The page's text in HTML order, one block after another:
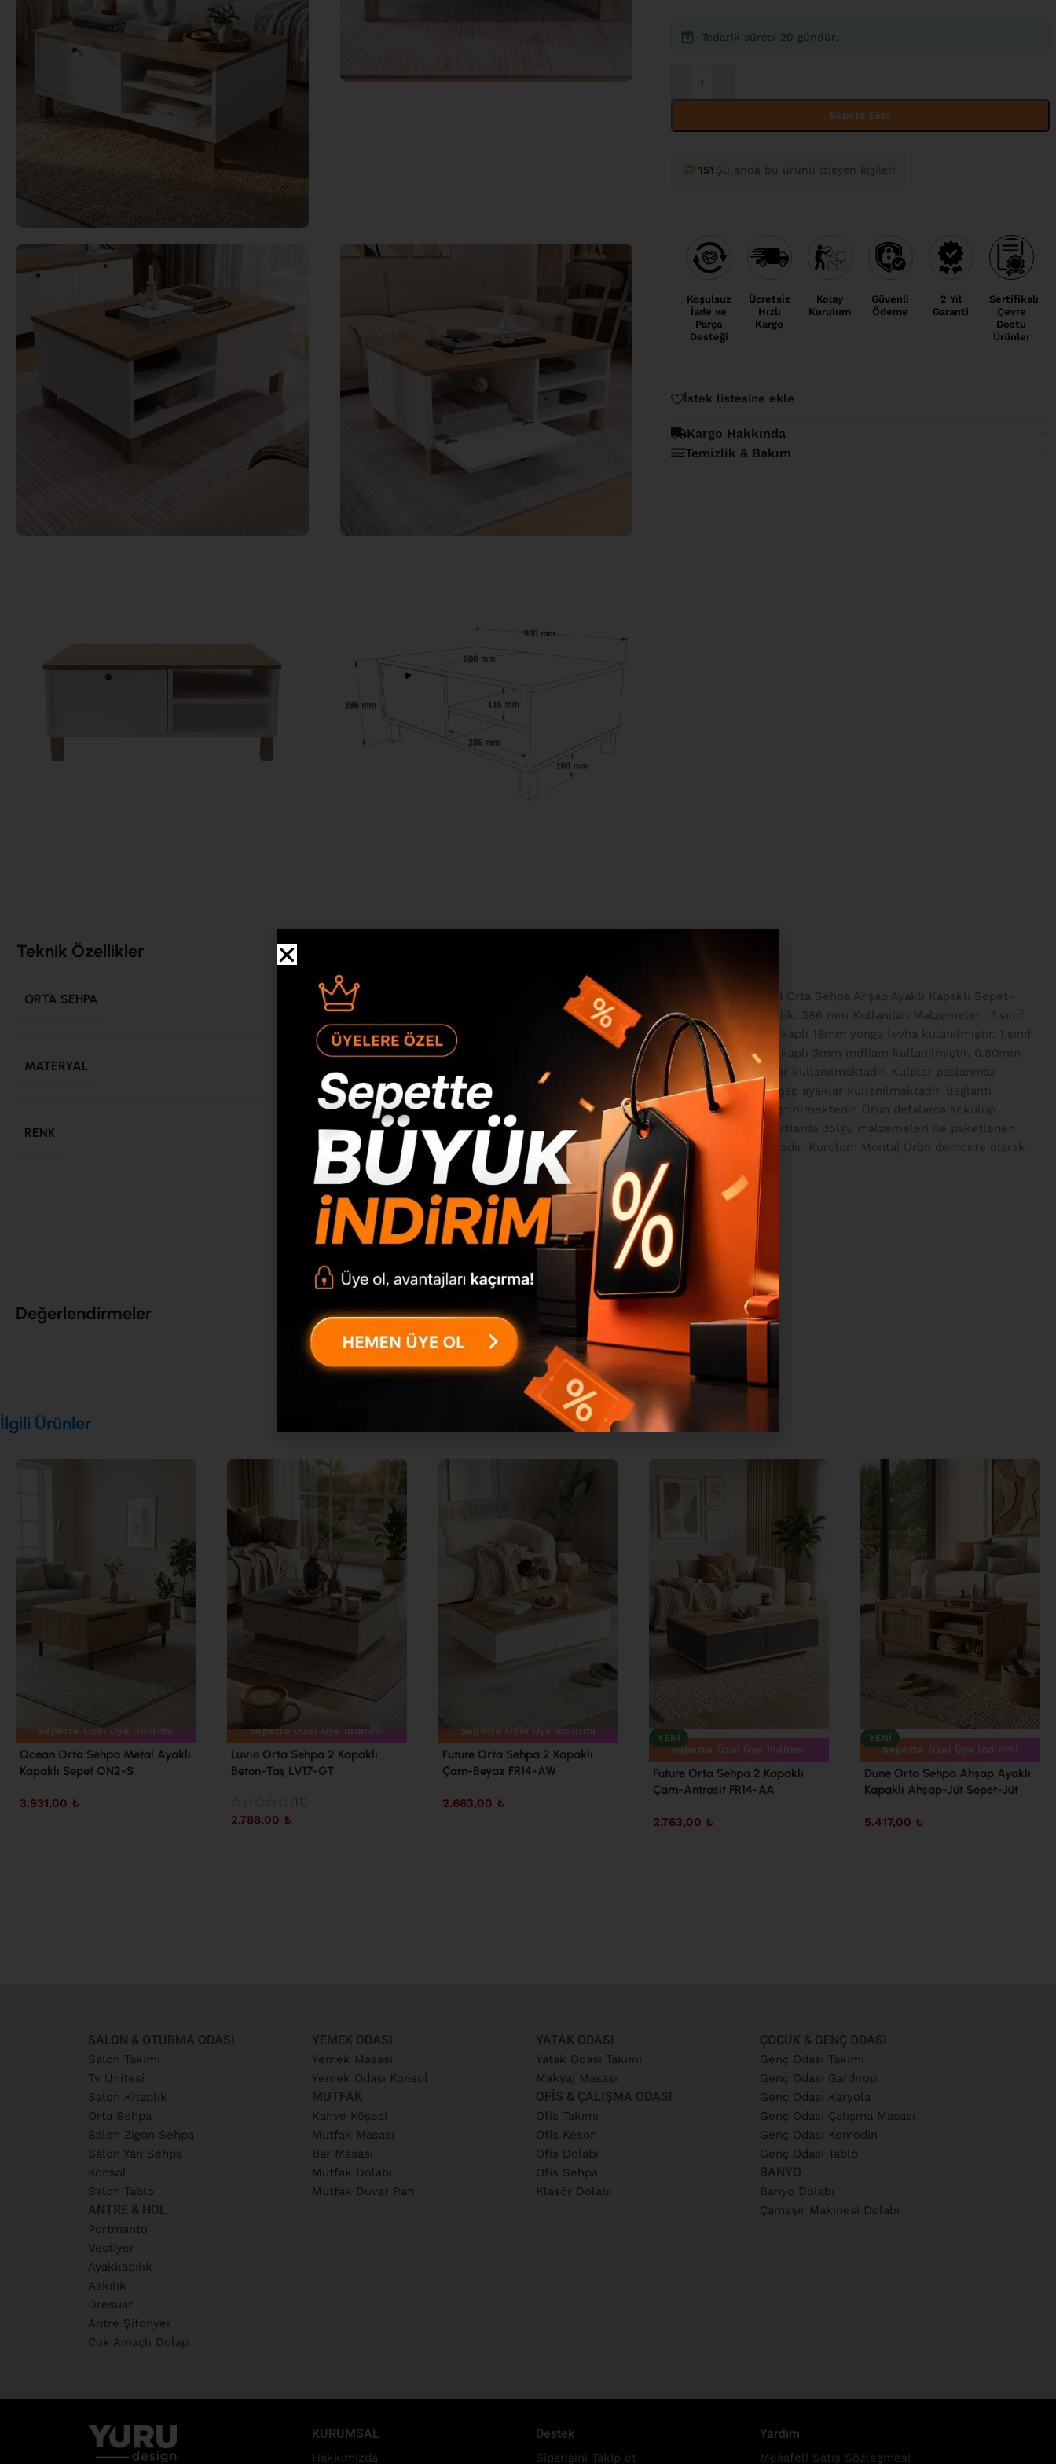
Tedarik süresi 20 gündür.
+
Sepete Ekle
151 Şu anda bu ürünü izleyen kişiler!
Koşulsuz
İade ve
Parça
Desteği
Ücretsiz
Hızlı
Kargo
Kolay
Kurulum
Güvenli
Ödeme
2 Yıl
Garanti
Sertifikalı
Çevre
Dostu
Ürünler
İstek listesine ekle
Kargo Hakkında
Temizlik & Bakım
Teknik Özellikler
ORTA SEHPA 900*600*386
MATERYAL
RENK Sepet-Beyaz
Nord Orta Sehpa Ahşap Ayaklı Kapaklı Sepet-Beyaz ND8-SW Nord Orta Sehpa Ahşap Ayaklı Kapaklı Sepet-
Beyaz ND8-SW Ölçü : Genişlik :900 mm Derinlik: 600 mm Yükseklik: 386 mm Kullanılan Malzemeler : 1.sınıf
E1 kalite standartlarında çevre ve çocuk sağlığına uygun melamin kaplı 18mm yonga levha kulanılmıştır. 1.sınıf
E1 kalite standartlarında çevre ve çocuk sağlığına uygun melamin kaplı 3mm mdflam kullanılmıştır. 0.80mm
pvc bant kullanılmaktadır. 1.sınıf bağlantı elemanları ve aksesuarlar kullanılmaktadır. Kulplar paslanmaz
metal hammaddeden imal edilmiştir. 100x44x44mm kare kayın ahşap ayaklar kullanılmaktadır. Bağlantı
Sistemi Ürünü oluşturan parçalar minifix bağlantı sistemiyle birleştirilmektedir. Ürün defalarca sökülüp
takılma özelliğine sahiptir. Paketleme Sistemi Uluslararası standartlarda dolgu malzemeleri ile paketlenen
ürünümüz, sizlere en güvenli ve profesyonel şekilde ulaştırılmaktadır. Kurulum Montaj Ürün demonte olarak
gönderilmektedir ve tüm parçalar,...
Devamını Gör
Değerlendirmeler
İlgili Ürünler
Sepette Özel Üye İndirimi
Ocean Orta Sehpa Metal Ayaklı
Kapaklı Sepet ON2-S
3.931,00 ₺
Sepette Özel Üye İndirimi
Luvio Orta Sehpa 2 Kapaklı
Beton-Taş LV17-GT
(11)
2.788,00 ₺
Sepette Özel Üye İndirimi
Future Orta Sehpa 2 Kapaklı
Çam-Beyaz FR14-AW
2.663,00 ₺
YENI
Sepette Özel Üye İndirimi
Future Orta Sehpa 2 Kapaklı
Çam-Antrasit FR14-AA
2.763,00 ₺
YENI
Sepette Özel Üye İndirimi
Dune Orta Sehpa Ahşap Ayaklı
Kapaklı Ahşap-Jüt Sepet-Jüt
5.417,00 ₺
SALON & OTURMA ODASI
Salon Takımı
Tv Ünitesi
Salon Kitaplık
Orta Sehpa
Salon Zigon Sehpa
Salon Yan Sehpa
Konsol
Salon Tablo
ANTRE & HOL
Portmanto
Vestiyer
Ayakkabılık
Askılık
Dresuar
Antre Şifonyer
Çok Amaçlı Dolap
YEMEK ODASI
Yemek Masası
Yemek Odası Konsol
MUTFAK
Kahve Köşesi
Mutfak Masası
Bar Masası
Mutfak Dolabı
Mutfak Duvar Rafı
YATAK ODASI
Yatak Odası Takımı
Makyaj Masası
OFIS & ÇALIŞMA ODASI
Ofis Takımı
Ofis Keson
Ofis Dolabı
Ofis Sehpa
Klasör Dolabı
ÇOCUK & GENÇ ODASI
Genç Odası Takımı
Genç Odası Gardırop
Genç Odası Karyola
Genç Odası Çalışma Masası
Genç Odası Komodin
Genç Odası Tablo
BANYO
Banyo Dolabı
Çamaşır Makinesi Dolabı
KURUMSAL
Hakkımızda
Destek
Siparişini Takip et
Yardım
Mesafeli Satış Sözleşmesi